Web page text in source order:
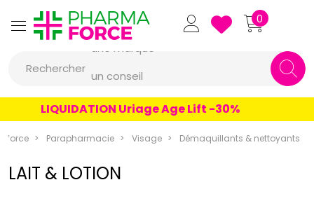
Pharmaforce Grande
0
Rechercher
une marque
un produit
une marque
LIQUIDATION Uriage Age Lift -30%
Parapharmacie Visage Démaquillants & nettoyants
LAIT & LOTION